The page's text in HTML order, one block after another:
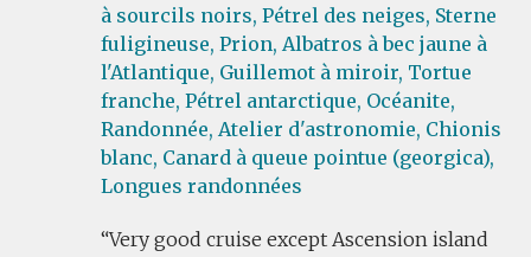
à sourcils noirs, Pétrel des neiges, Sterne
fuligineuse, Prion, Albatros à bec jaune à
l'Atlantique, Guillemot à miroir, Tortue
franche, Pétrel antarctique, Océanite,
Randonnée, Atelier d'astronomie, Chionis
blanc, Canard à queue pointue (georgica),
Longues randonnées
Very good cruise except Ascension island